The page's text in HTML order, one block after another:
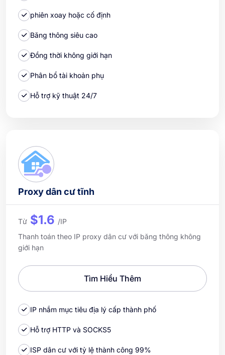
phiên xoay hoặc cố định
Băng thông siêu cao
Đồng thời không giới hạn
Phân bổ tài khoản phụ
Hỗ trợ kỹ thuật 24/7
Proxy dân cư tĩnh
Từ $1.6 /IP
Thanh toán theo IP proxy dân cư với băng thông không
giới hạn
Tìm Hiểu Thêm
IP nhắm mục tiêu địa lý cấp thành phố
Hỗ trợ HTTP và SOCKS5
ISP dân cư với tỷ lệ thành công 99%